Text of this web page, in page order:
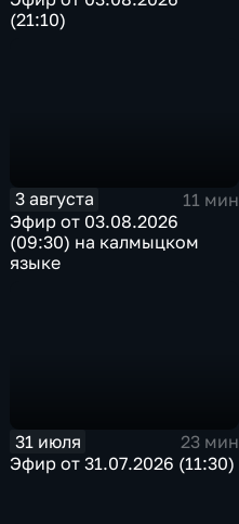
(21:10)
3 августа
11 мин
Эфир от 03.08.2026
(09:30) на калмыцком
языке
31 июля
23 мин
Эфир от 31.07.2026 (11:30)